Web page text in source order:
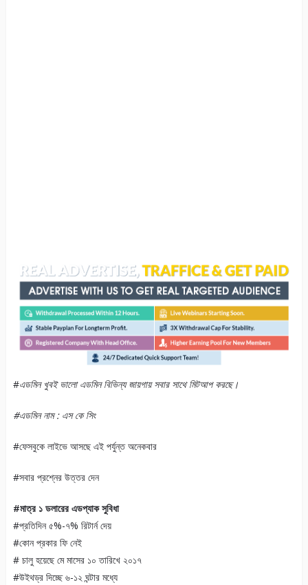
#এডমিন খুবই ভালো এডমিন বিভিন্য জায়গায় সবার সাথে মিটআপ করছে।
#এডমিন নাম : এস কে সিং
#ফেসবুকে লাইভে আসছে এই পর্যুন্ত অনেকবার
#সবার প্রশ্নের উত্তর দেন
#মাত্র ১ ডলারের এডপ্যাক সুবিধা
#প্রতিদিন ৫%-৭% রিটার্ন দেয়
#কোন প্রকার ফি নেই
# চালু হয়েছে মে মাসের ১০ তারিখে ২০১৭
#উইথড্র দিচ্ছে ৬-১২ ঘন্টার মধ্যে